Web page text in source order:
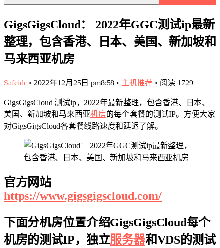
GigsGigsCloud： 2022年GGC测试ip最新
整理，包含香港、日本、美国、新加坡和
马来西亚机房
Safeidc • 2022年12月25日 pm8:58 • 主机推荐 • 阅读 1729
GigsGigsCloud 测试ip，2022年最新整理，包含香港、日本、
美国、新加坡和马来西亚机房的每个套餐的测试IP。方便大家
对GigsGigsCloud各套餐线路速度和延迟了解。
官方网站
https://www.gigsgigscloud.com/
下面分机房位置介绍GigsGigsCloud每个
机房的测试IP，独立服务器和VDS的测试